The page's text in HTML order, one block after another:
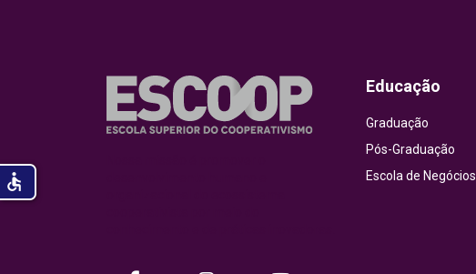
Educação
Graduação
Pós-Graduação
Escola de Negócios
accessible